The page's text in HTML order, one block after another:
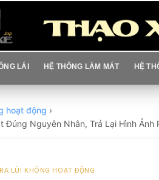
LÁI HỆ THỐNG LÀM MÁT HỆ
hoạt động ›
Nguyên Nhân, Trả Lại Hình Ảnh
LÙI KHÔNG HOẠT ĐỘNG